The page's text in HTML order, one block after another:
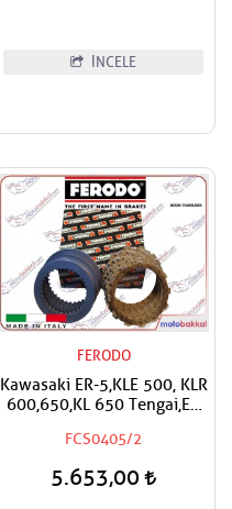
İNCELE
FERODO
Kawasaki ER-5,KLE 500, KLR
600,650,KL 650 Tengai,EN
Balata ve Sac Takımı
FCS0405/2
5.653,00